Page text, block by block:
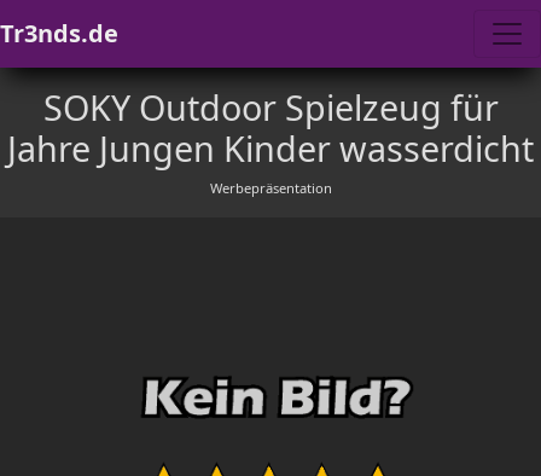
Tr3nds.de
SOKY Outdoor Spielzeug für
Jahre Jungen Kinder wasserdicht
Werbepräsentation